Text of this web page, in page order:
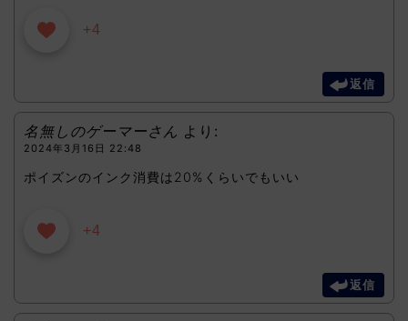
+4
返信
名無しのゲーマーさん より:
2024年3月16日 22:48
ポイズンのインク消費は20%くらいでもいい
+4
返信